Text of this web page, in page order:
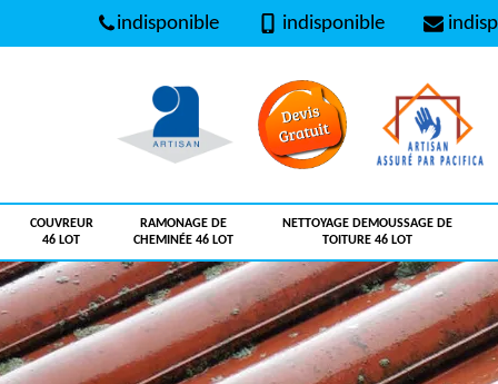
indisponible indisponible
COUVREUR
46 LOT
RAMONAGE DE
CHEMINÉE 46 LOT
NETTOYAGE DEMOUSSAGE DE
TOITURE 46 LOT